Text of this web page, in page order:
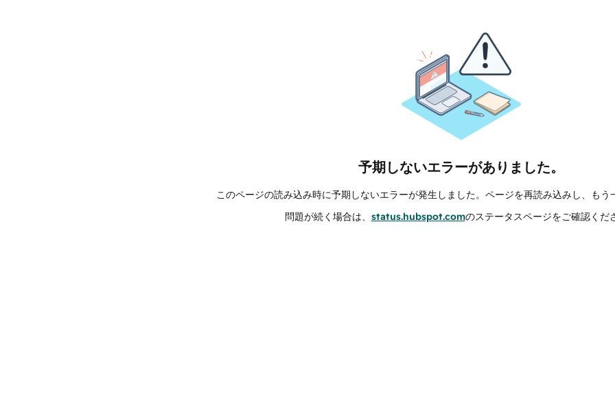
予期しないエラーがありました。
このページの読み込み時に予期しないエラーが発生しました。ページを再読み込みし、もう
問題が続く場合は、 status.hubspot.comのステータスページをご確認くだ